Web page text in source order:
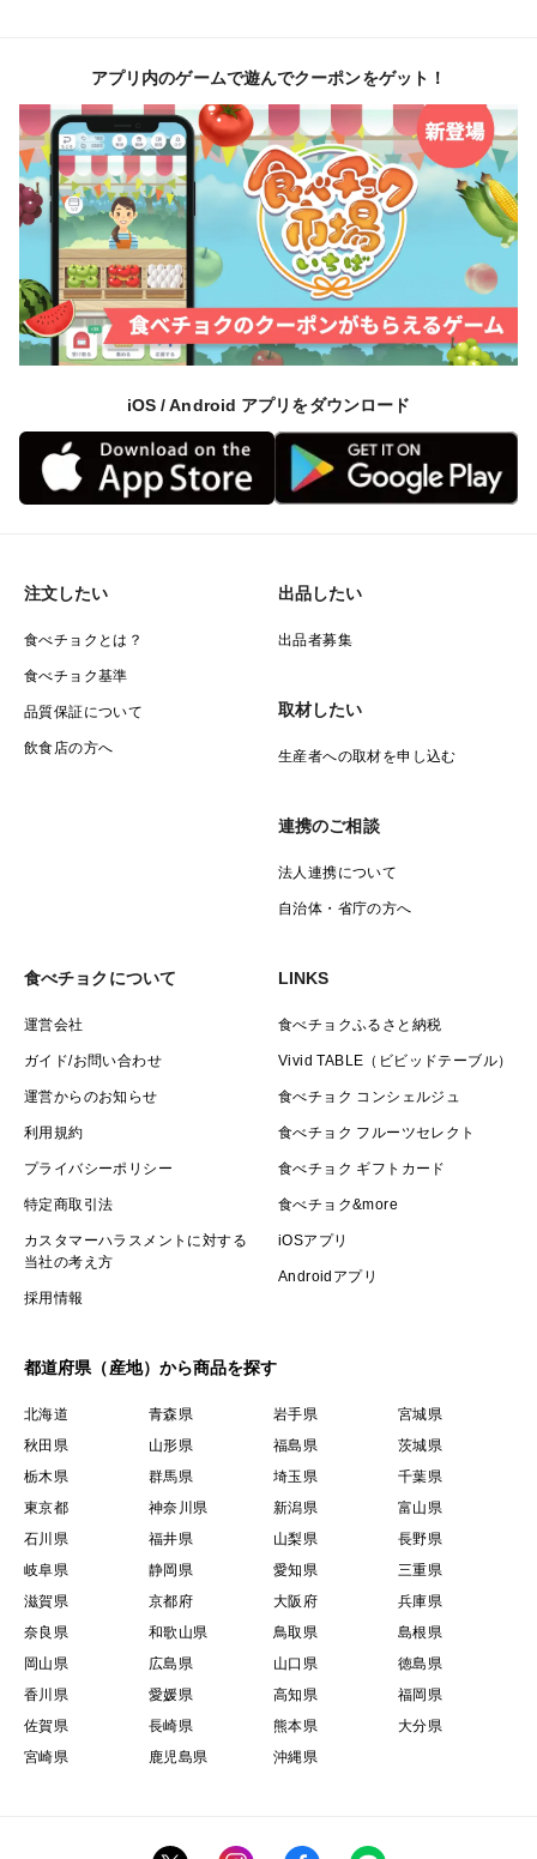
アプリ内のゲームで遊んでクーポンをゲット！
iOS / Android アプリをダウンロード
注文したい
食べチョクとは？
食べチョク基準
品質保証について
飲食店の方へ
出品したい
出品者募集
取材したい
生産者への取材を申し込む
連携のご相談
法人連携について
自治体・省庁の方へ
食べチョクについて
運営会社
ガイド/お問い合わせ
運営からのお知らせ
利用規約
プライバシーポリシー
特定商取引法
カスタマーハラスメントに対する
当社の考え方
採用情報
LINKS
食べチョクふるさと納税
Vivid TABLE（ビビッドテーブル）
食べチョク コンシェルジュ
食べチョク フルーツセレクト
食べチョク ギフトカード
食べチョク&more
iOSアプリ
Androidアプリ
都道府県（産地）から商品を探す
北海道 青森県 岩手県
宮城県
秋田県
山形県 福島県
茨城県
栃木県
群馬県 埼玉県
千葉県
東京都
神奈川県 新潟県
富山県
石川県
福井県 山梨県
長野県
岐阜県
静岡県 愛知県
三重県
滋賀県
京都府 大阪府
兵庫県
奈良県
和歌山県 鳥取県
島根県
岡山県
広島県 山口県
徳島県
香川県
愛媛県 高知県
福岡県
佐賀県
長崎県 熊本県
大分県
宮崎県
鹿児島県 沖縄県